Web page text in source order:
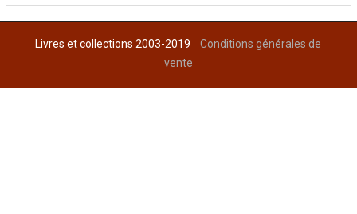
Livres et collections 2003-2019Conditions générales de
vente